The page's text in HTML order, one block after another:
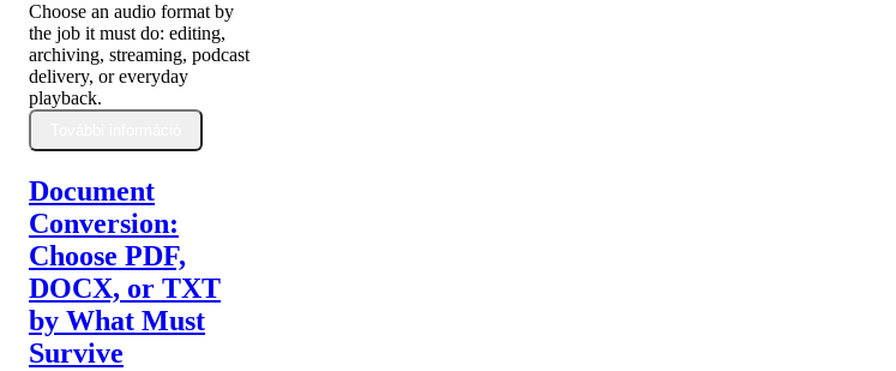
Choose an audio format by
the job it must do: editing,
archiving, streaming, podcast
delivery, or everyday
playback.
Document
Conversion:
Choose PDF,
DOCX, or TXT
by What Must
Survive